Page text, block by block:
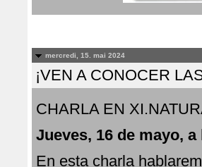
mercredi, 15. mai 2024
¡VEN A CONOCER
CHARLA EN
Jueves, 16 de mayo,
En esta charla